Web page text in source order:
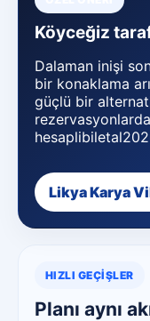
Köyceğiz
Dalaman inişi
bir konaklama
güçlü bir
Likya Karya
HIZLI GEÇIŞLER
Planı aynı